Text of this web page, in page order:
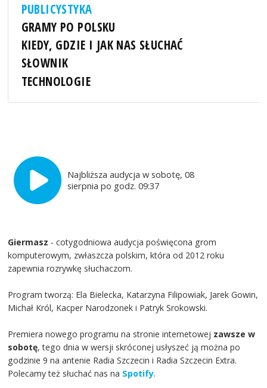
PUBLICYSTYKA
GRAMY PO POLSKU
KIEDY, GDZIE I JAK NAS SŁUCHAĆ
SŁOWNIK
TECHNOLOGIE
Najbliższa audycja w sobotę, 08
sierpnia po godz. 09:37
Giermasz - cotygodniowa audycja poświęcona grom
komputerowym, zwłaszcza polskim, która od 2012 roku
zapewnia rozrywkę słuchaczom.
Program tworzą: Ela Bielecka, Katarzyna Filipowiak, Jarek Gowin,
Michał Król, Kacper Narodzonek i Patryk Srokowski.
Premiera nowego programu na stronie internetowej zawsze w
sobotę, tego dnia w wersji skróconej usłyszeć ją można po
godzinie 9 na antenie Radia Szczecin i Radia Szczecin Extra.
Polecamy też słuchać nas na Spotify.